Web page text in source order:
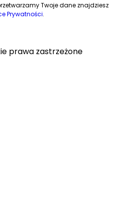
Twoje dane znajdziesz
Prywatności.
prawa zastrzeżone